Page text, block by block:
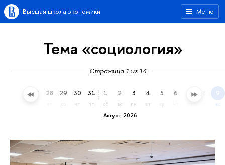
Меню
Высшая школа экономики
Тема «социология»
Страница 1 из 14
27 28 29 30
чт
31
пт
Август 2026
1
сб
2
вс
3
пн
4
вт
5 6 7 9
вс